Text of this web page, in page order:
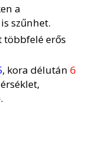
a
szűnhet.
többfelé erős
, kora délután 6